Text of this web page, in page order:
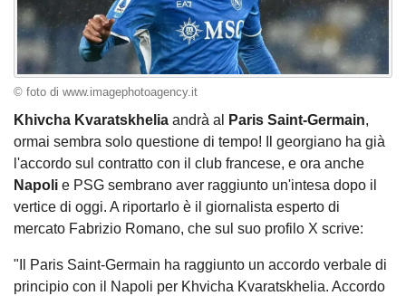
© foto di www.imagephotoagency.it
Khivcha Kvaratskhelia andrà al Paris Saint-Germain,
ormai sembra solo questione di tempo! Il georgiano ha già
l'accordo sul contratto con il club francese, e ora anche
Napoli e PSG sembrano aver raggiunto un'intesa dopo il
vertice di oggi. A riportarlo è il giornalista esperto di
mercato Fabrizio Romano, che sul suo profilo X scrive:
"Il Paris Saint-Germain ha raggiunto un accordo verbale di
principio con il Napoli per Khvicha Kvaratskhelia. Accordo